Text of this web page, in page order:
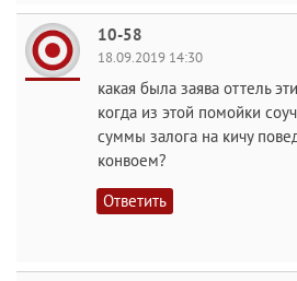
10-58
18.09.2019 14:30
какая была заява оттель
когда из этой помойки
суммы залога на кичу
конвоем?
Ответить